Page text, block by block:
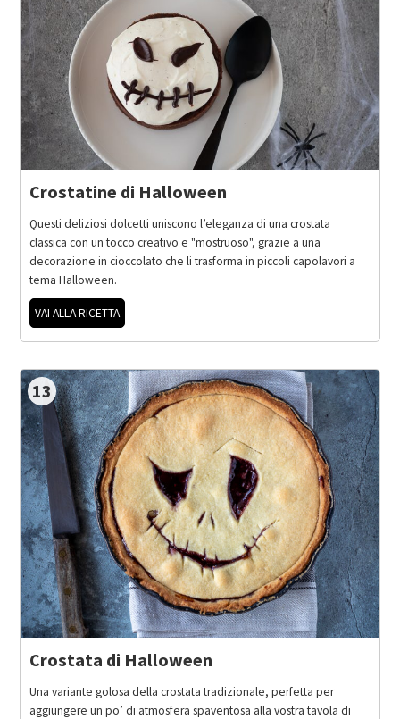
Crostatine di Halloween
Questi deliziosi dolcetti uniscono l’eleganza di una crostata
classica con un tocco creativo e "mostruoso", grazie a una
decorazione in cioccolato che li trasforma in piccoli capolavori a
tema Halloween.
VAI ALLA RICETTA
13
Crostata di Halloween
Una variante golosa della crostata tradizionale, perfetta per
aggiungere un po’ di atmosfera spaventosa alla vostra tavola di